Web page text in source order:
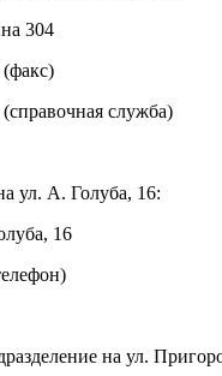
304
служба)
ул. А. Голуба, 16:
16
на ул.